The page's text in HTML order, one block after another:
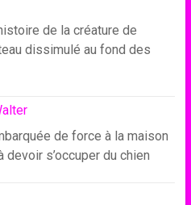
de la créature de
dissimulé au fond des
de force à la maison
s’occuper du chien